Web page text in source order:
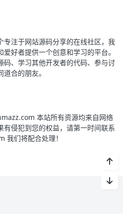
专注于网站源码分享的在线社区，我
好者提供一个创意和学习的平台。
码、学习其他开发者的代码、参与讨
合的朋友。
本站所有资源均来自网络
侵犯到您的权益，请第一时间联系
们将配合处理！